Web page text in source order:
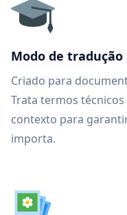
Modo de tradução
Criado para
Trata termos
contexto para
importa.